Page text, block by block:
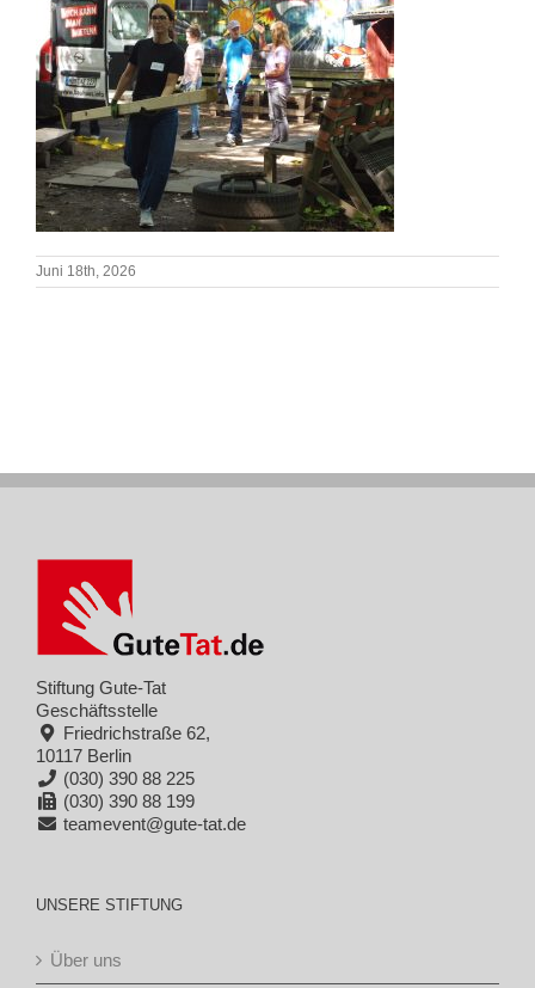
Juni 18th, 2026
Stiftung Gute-Tat
Geschäftsstelle
Friedrichstraße 62,
10117 Berlin
(030) 390 88 225
(030) 390 88 199
teamevent@gute-tat.de
UNSERE STIFTUNG
Über uns